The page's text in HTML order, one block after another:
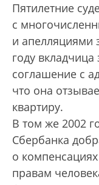
Пятилетние
с
и апелляциями
году
соглашение с
что она
квартиру.
В том же 2002
Сбербанка
о
правам